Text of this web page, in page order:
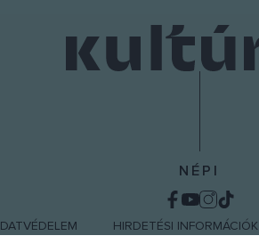
NÉPI
HIRDETÉSI INFORMÁCIÓK